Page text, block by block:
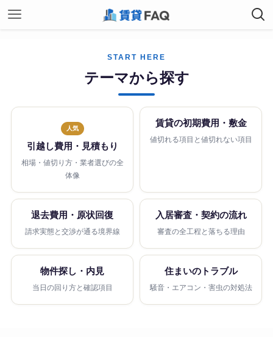
START HERE
テーマから探す
人気
引越し費用・見積もり
相場・値切り方・業者選びの全
体像
賃貸の初期費用・敷金
値切れる項目と値切れない項目
退去費用・原状回復
請求実態と交渉が通る境界線
入居審査・契約の流れ
審査の全工程と落ちる理由
物件探し・内見
当日の回り方と確認項目
住まいのトラブル
騒音・エアコン・害虫の対処法